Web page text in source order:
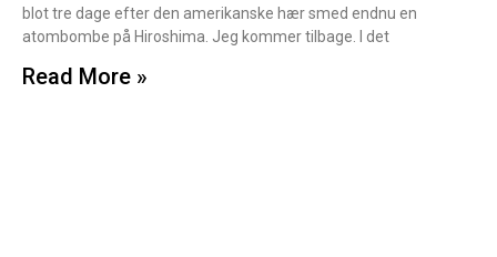
blot tre dage efter den amerikanske hær smed endnu en
atombombe på Hiroshima. Jeg kommer tilbage. I det
Read More »